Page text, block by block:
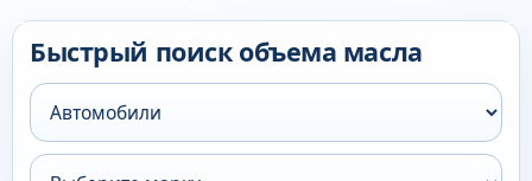
Быстрый поиск объема масла